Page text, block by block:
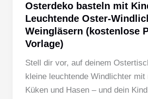
Osterdeko basteln mit
Leuchtende Oster-
Weingläsern (kostenlose
Vorlage)
Stell dir vor, auf deinem
kleine leuchtende Windlichter mit
Küken und Hasen – und dein